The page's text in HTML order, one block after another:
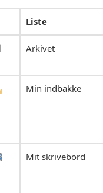
Liste
Arkivet
Min indbakke
Mit skrivebord